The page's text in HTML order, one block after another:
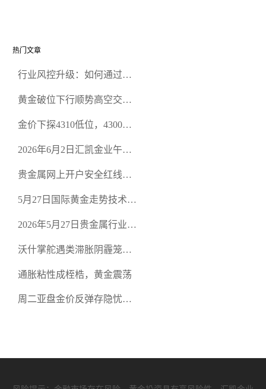
热门文章
行业风控升级：如何通过正
规黄金开户交易平台？
黄金破位下行顺势高空交易
金价下探4310低位，4300关
2026年6月2日汇凯金业午盘
空头清算算法如何布防？
贵金属网上开户安全红线：
恶意洗盘陷阱
5月27日国际黄金走势技术盘
规黄金平台全方位行情解析
2026年5月27日贵金属行业新
正规贵金属开户平台迎开户
热潮
沃什掌舵遇类滞胀阴霾笼
通胀粘性成桎梏，黄金震荡
周二亚盘金价反弹存隐忧，